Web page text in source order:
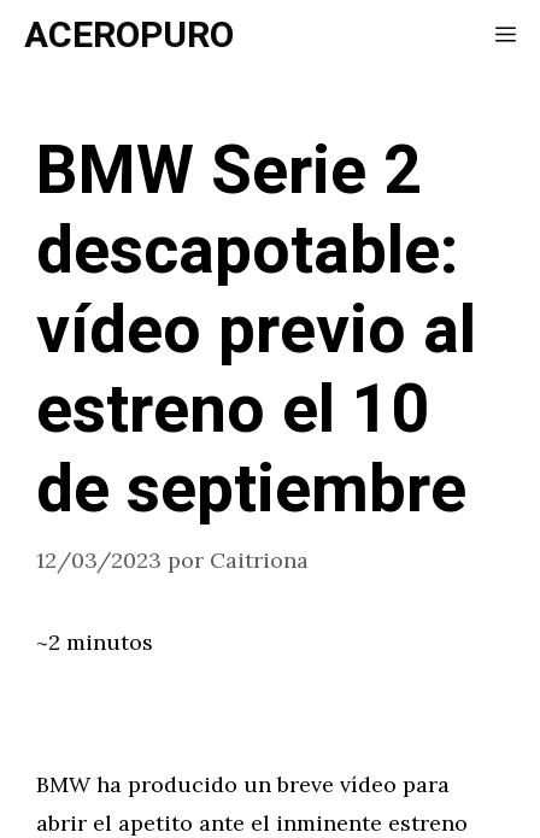
Saltar
ACEROPURO
BMW Serie 2
descapotable:
vídeo previo al
estreno el 10
de septiembre
12/03/2023 por Caitriona
~2 minutos
BMW ha producido un breve vídeo para
abrir el apetito ante el inminente estreno